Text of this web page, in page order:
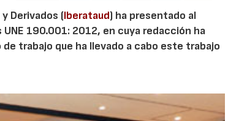
Derivados (Iberataud) ha presentado al
190.001: 2012, en cuya redacción ha
trabajo que ha llevado a cabo este trabajo